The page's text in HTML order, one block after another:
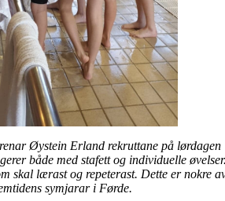
Øystein Erland rekruttane på lørdagen
både med stafett og individuelle
skal lærast og repeterast. Dette er nokre
symjarar i Førde.